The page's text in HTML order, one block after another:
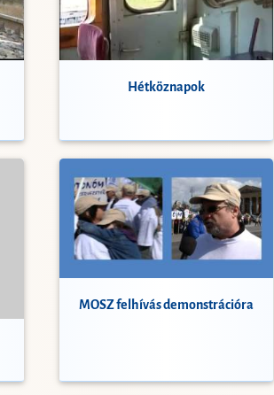
Hétköznapok
MOSZ felhívás demonstrációra